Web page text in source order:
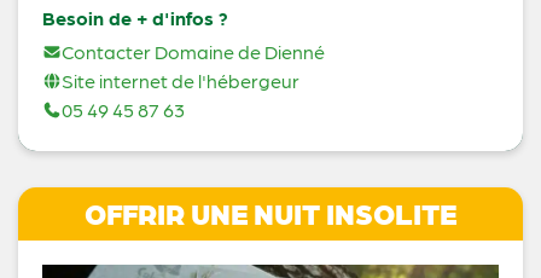
Besoin de + d'infos ?
Contacter Domaine de Dienné
Site internet de l'hébergeur
05 49 45 87 63
OFFRIR UNE NUIT INSOLITE